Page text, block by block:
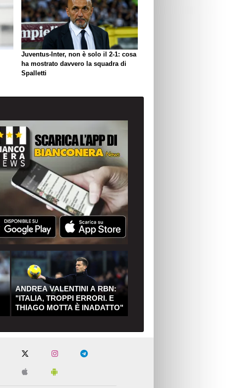
Juventus-Inter, non è solo il 2-1: cosa
ha mostrato davvero la squadra di
Spalletti
ANDREA VALENTINI A RBN:
"ITALIA, TROPPI ERRORI. E
THIAGO MOTTA È INADATTO"